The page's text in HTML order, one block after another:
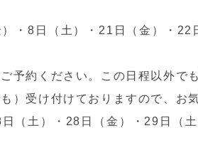
・8日（土） ・21日（金）・
予約ください。
この日程以外で
） 受け付けておりますので、お
（土）・ 28日（金）・29日（土